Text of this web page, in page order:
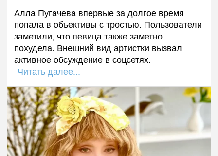
Алла Пугачева впервые за долгое время
попала в объективы с тростью. Пользователи
заметили, что певица также заметно
похудела. Внешний вид артистки вызвал
активное обсуждение в соцсетях.
Читать далее...